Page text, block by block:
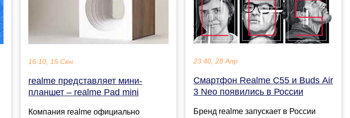
16:10, 15 Сен
realme представляет мини-
планшет – realme Pad mini
Компания realme официально
23:40, 28 Апр
Смартфон Realme C55 и Buds Air
3 Neo появились в России
Бренд realme запускает в России